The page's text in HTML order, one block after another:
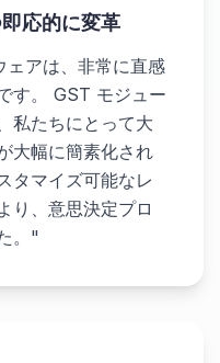
応的に変革
アは、非常に直感
す。 GST モジュー
私たちにとって大
大幅に簡素化され
タマイズ可能なレ
り、意思決定プロ
"